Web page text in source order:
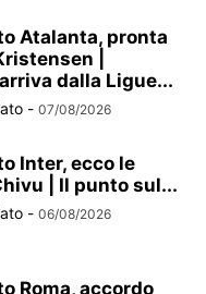
Atalanta, pronta
|
dalla Ligue...
- 07/08/2026
Inter, ecco le
| Il punto sul...
- 06/08/2026
Roma, accordo